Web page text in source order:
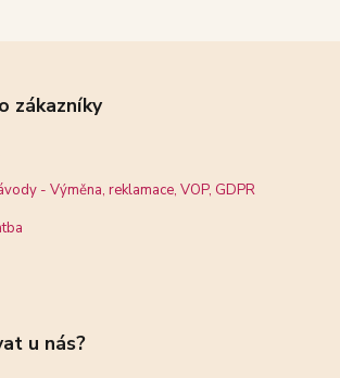
zákazníky
- Výměna, reklamace, VOP, GDPR
u nás?